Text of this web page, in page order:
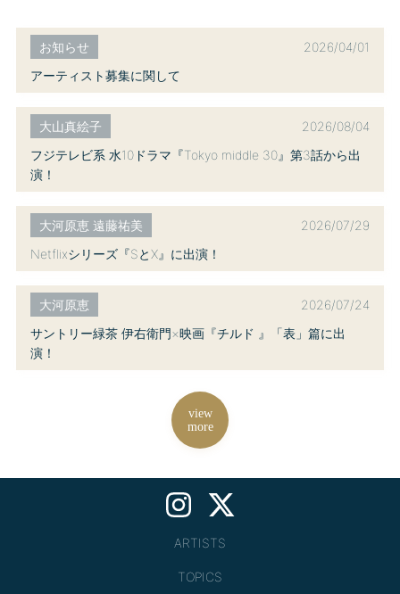
お知らせ
2026/04/01
アーティスト募集に関して
大山真絵子
2026/08/04
フジテレビ系 水10ドラマ『Tokyo middle 30』第3話から出
演！
大河原恵 遠藤祐美
2026/07/29
Netflixシリーズ『SとX』に出演！
大河原恵
2026/07/24
サントリー緑茶 伊右衛門×映画『チルド 』「表」篇に出
演！
view
more
ARTISTS
TOPICS